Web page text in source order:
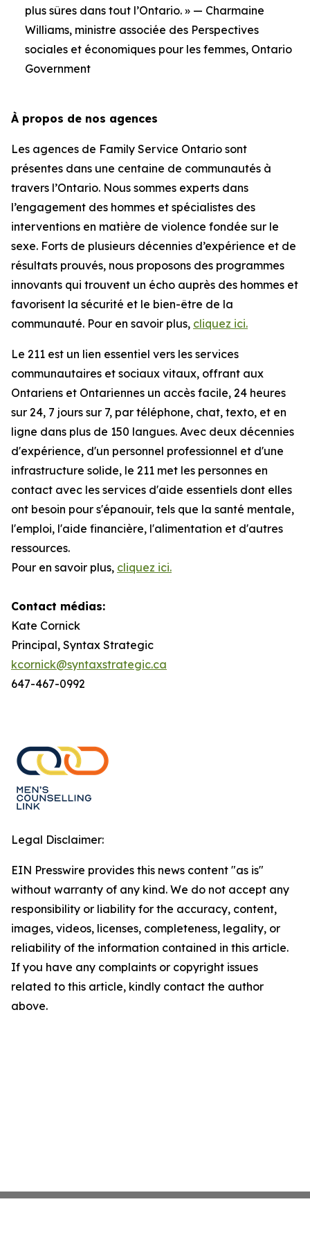
plus sûres dans tout l’Ontario. » — Charmaine
Williams, ministre associée des Perspectives
sociales et économiques pour les femmes, Ontario
Government
À propos de nos agences
Les agences de Family Service Ontario sont
présentes dans une centaine de communautés à
travers l’Ontario. Nous sommes experts dans
l’engagement des hommes et spécialistes des
interventions en matière de violence fondée sur le
sexe. Forts de plusieurs décennies d’expérience et de
résultats prouvés, nous proposons des programmes
innovants qui trouvent un écho auprès des hommes et
favorisent la sécurité et le bien-être de la
communauté. Pour en savoir plus, cliquez ici.
Le 211 est un lien essentiel vers les services
communautaires et sociaux vitaux, offrant aux
Ontariens et Ontariennes un accès facile, 24 heures
sur 24, 7 jours sur 7, par téléphone, chat, texto, et en
ligne dans plus de 150 langues. Avec deux décennies
d'expérience, d'un personnel professionnel et d'une
infrastructure solide, le 211 met les personnes en
contact avec les services d'aide essentiels dont elles
ont besoin pour s'épanouir, tels que la santé mentale,
l'emploi, l'aide financière, l'alimentation et d'autres
ressources.
Pour en savoir plus, cliquez ici.
Contact médias:
Kate Cornick
Principal, Syntax Strategic
kcornick@syntaxstrategic.ca
647-467-0992
Legal Disclaimer:
EIN Presswire provides this news content "as is"
without warranty of any kind. We do not accept any
responsibility or liability for the accuracy, content,
images, videos, licenses, completeness, legality, or
reliability of the information contained in this article.
If you have any complaints or copyright issues
related to this article, kindly contact the author
above.